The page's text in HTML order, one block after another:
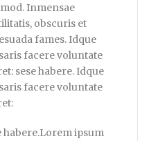
Inmensae
obscuris et
fames. Idque
facere voluntate
sese habere. Idque
facere voluntate
habere.Lorem ipsum